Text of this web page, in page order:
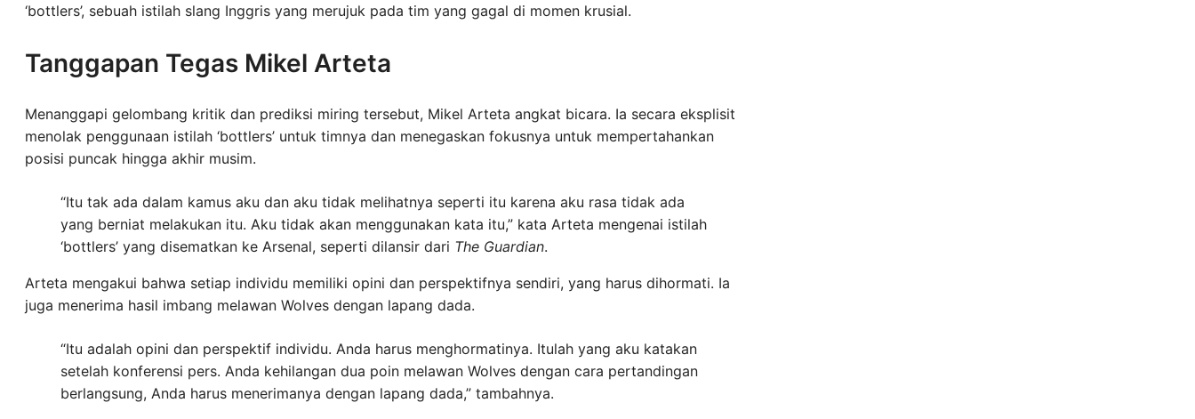
‘bottlers’, sebuah istilah slang Inggris yang merujuk pada tim yang gagal di momen krusial.
Tanggapan Tegas Mikel Arteta
Menanggapi gelombang kritik dan prediksi miring tersebut, Mikel Arteta angkat bicara. Ia secara eksplisit
menolak penggunaan istilah ‘bottlers’ untuk timnya dan menegaskan fokusnya untuk mempertahankan
posisi puncak hingga akhir musim.
“Itu tak ada dalam kamus aku dan aku tidak melihatnya seperti itu karena aku rasa tidak ada
yang berniat melakukan itu. Aku tidak akan menggunakan kata itu,” kata Arteta mengenai istilah
‘bottlers’ yang disematkan ke Arsenal, seperti dilansir dari The Guardian.
Arteta mengakui bahwa setiap individu memiliki opini dan perspektifnya sendiri, yang harus dihormati. Ia
juga menerima hasil imbang melawan Wolves dengan lapang dada.
“Itu adalah opini dan perspektif individu. Anda harus menghormatinya. Itulah yang aku katakan
setelah konferensi pers. Anda kehilangan dua poin melawan Wolves dengan cara pertandingan
berlangsung, Anda harus menerimanya dengan lapang dada,” tambahnya.